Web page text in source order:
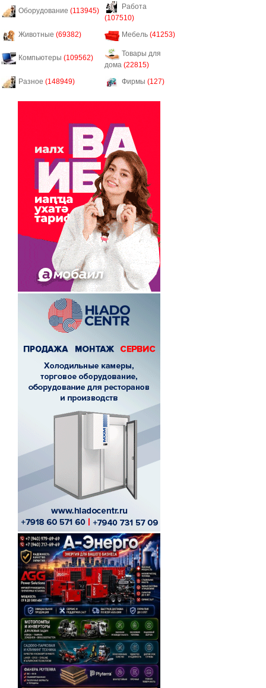
Оборудование (113945)
Работа
(107510)
Животные (69382) Мебель (41253)
Компьютеры (109562)
Товары для
дома (22815)
Разное (148949) Фирмы (127)